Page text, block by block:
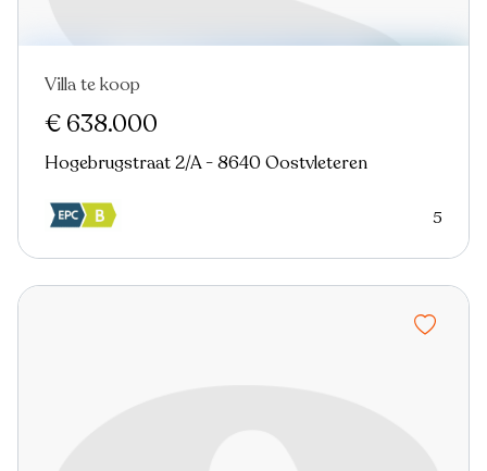
Nieuw
Villa te koop
€ 638.000
Hogebrugstraat 2/A - 8640 Oostvleteren
5